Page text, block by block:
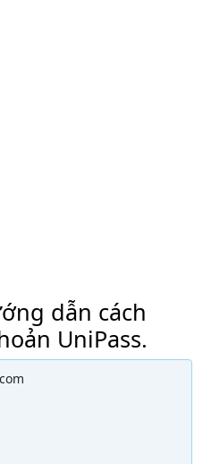
dẫn cách
UniPass.